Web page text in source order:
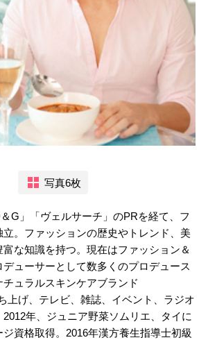
写真6枚
＆G」「ヴェルサーチ」のPRを経て、フ
立。ファッションの歴史やトレンド、美
な知識を持つ。現在はファッション＆
ューサーとして数多くのプロデュース
ュラルスキンケアブランド
上げ、テレビ、雑誌、イベント、ラジオ
年、ジュニア野菜ソムリエ、タイに
資格取得。2016年漢方養生指導士初級